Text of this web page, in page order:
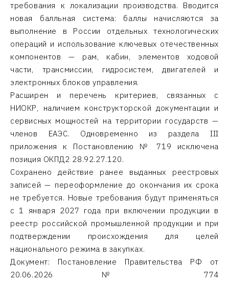
требования к локализации производства. Вводится
новая балльная система: баллы начисляются за
выполнение в России отдельных технологических
операций и использование ключевых отечественных
компонентов — рам, кабин, элементов ходовой
части, трансмиссии, гидросистем, двигателей и
электронных блоков управления.
Расширен и перечень критериев, связанных с
НИОКР, наличием конструкторской документации и
сервисных мощностей на территории государств —
членов ЕАЭС. Одновременно из раздела III
приложения к Постановлению № 719 исключена
позиция ОКПД2 28.92.27.120.
Сохранено действие ранее выданных реестровых
записей — переоформление до окончания их срока
не требуется. Новые требования будут применяться
с 1 января 2027 года при включении продукции в
реестр российской промышленной продукции и при
подтверждении происхождения для целей
национального режима в закупках.
Документ: Постановление Правительства РФ от
20.06.2026 № 774